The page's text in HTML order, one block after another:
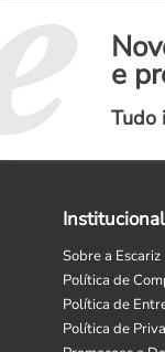
e
Tudo
Institucional
Sobre a Escariz
Política de
Política de
Política de